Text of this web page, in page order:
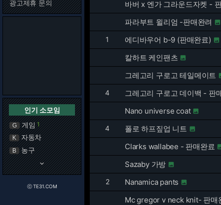
광고제휴 문의
인기 소모임
G 게임 1
K 자동차
B 농구
keyboard_arrow_down
ⓒ TE31.COM
바버 x 엔가 그라운드자켓 -
파라부트 윌리엄 -판매완려

1 에디바우어 b-9 (판매완료) 
칼하트 케인팬츠 
그레고리 구로고 테일메이트
4
그레고리 구로고 데이백 - 판
Nano universe coat 
4 폴로 하프짚업 니트 
Clarks wallabee - 판매완료
Sazaby 가방 
2 Nanamica pants 
Mc gregor v neck knit- 판매